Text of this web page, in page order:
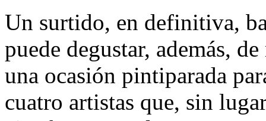
Un surtido, en definitiva,
puede degustar, además,
una ocasión pintiparada
cuatro artistas que, sin